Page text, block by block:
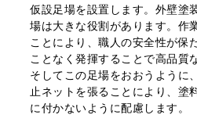
仮設⾜場を設置します。外壁塗
場は⼤きな役割があります。作
ことにより、職⼈の安全性が保
ことなく発揮することで高品質
そしてこの⾜場をおおうように
止ネットを張ることにより、塗
に付かないように配慮します。